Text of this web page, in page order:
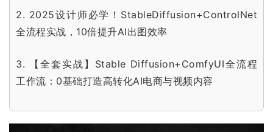
2. 2025设计师必学！StableDiffusion+ControlNet
全流程实战，10倍提升AI出图效率
3.
【全套实战】Stable Diffusion+ComfyUI全流程
工作流：0基础打造高转化AI电商与视频内容